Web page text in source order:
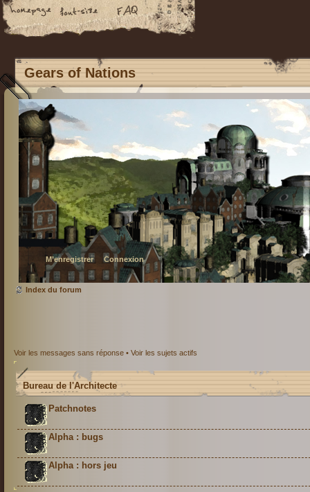
Gears of Nations
M’enregistrer Connexion
Index du forum
Voir les messages sans réponse • Voir les sujets actifs
Bureau de l'Architecte
Patchnotes
Alpha : bugs
Alpha : hors jeu